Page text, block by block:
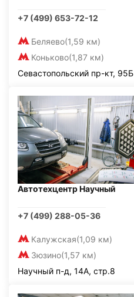
+7 (499) 653-72-12
Беляево(1,59 км)
Коньково(1,87 км)
Севастопольский пр-кт, 95Б
Автотехцентр Научный
+7 (499) 288-05-36
Калужская(1,09 км)
Зюзино(1,57 км)
Научный п-д, 14А, стр.8